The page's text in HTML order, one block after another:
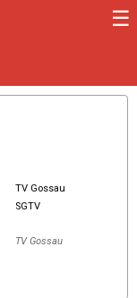
☰
TV Gossau
SGTV
TV Gossau